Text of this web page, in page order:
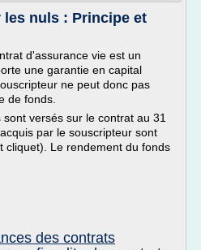
nuls : Principe et
d'assurance vie est un
une garantie en capital
ne peut donc pas
de fonds.
versés sur le contrat au 31
par le souscripteur sont
cliquet). Le rendement du fonds
des contrats